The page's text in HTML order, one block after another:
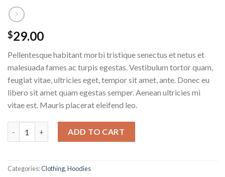
$29.00
Pellentesque habitant morbi tristique senectus et netus et
malesuada fames ac turpis egestas. Vestibulum tortor quam,
feugiat vitae, ultricies eget, tempor sit amet, ante. Donec eu
libero sit amet quam egestas semper. Aenean ultricies mi
vitae est. Mauris placerat eleifend leo.
ADD TO CART
Categories:Clothing,Hoodies